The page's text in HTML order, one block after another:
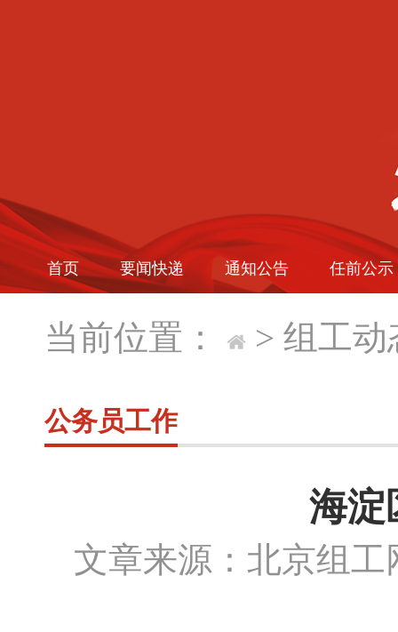
首页 要闻快递 通知公告 任前公示
当前位置： > 组工动
公务员工作
海淀
文章来源：北京